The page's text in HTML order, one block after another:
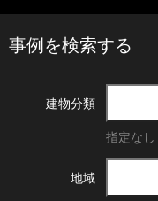
事例を検索する
建物分類
指定なし
地域